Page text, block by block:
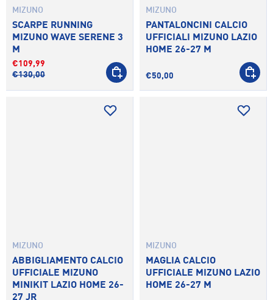
MIZUNO
SCARPE RUNNING
MIZUNO WAVE SERENE 3
M
€109,99
€130,00
SCEGLI OPZIONI
MIZUNO
PANTALONCINI CALCIO
UFFICIALI MIZUNO LAZIO
HOME 26-27 M
€50,00
SCEGLI
MIZUNO
ABBIGLIAMENTO CALCIO
UFFICIALE MIZUNO
MINIKIT LAZIO HOME 26-
27 JR
MIZUNO
MAGLIA CALCIO
UFFICIALE MIZUNO LAZIO
HOME 26-27 M